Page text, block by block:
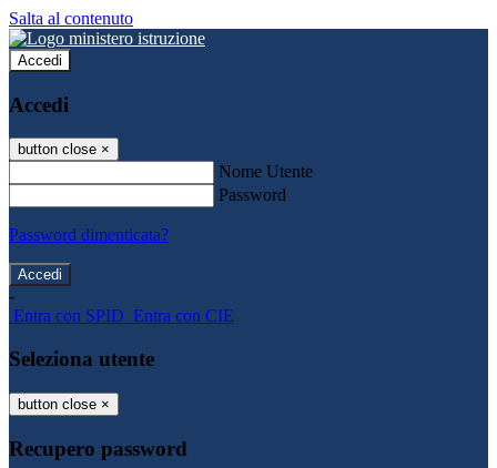
Salta al contenuto
Accedi
Accedi
button close ×
Nome Utente
Password
Password dimenticata?
-
Entra con SPID Entra con CIE
Seleziona utente
button close ×
Recupero password